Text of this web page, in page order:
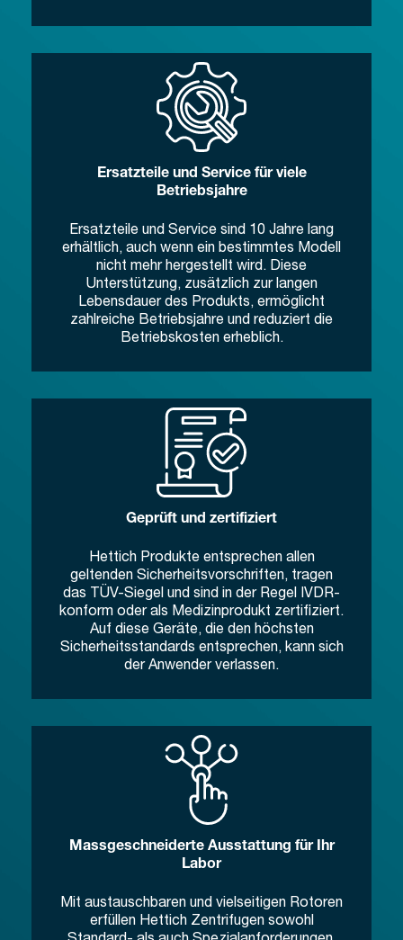
Ersatzteile und Service für viele
Betriebsjahre
Ersatzteile und Service sind 10 Jahre lang
erhältlich, auch wenn ein bestimmtes Modell
nicht mehr hergestellt wird. Diese
Unterstützung, zusätzlich zur langen
Lebensdauer des Produkts, ermöglicht
zahlreiche Betriebsjahre und reduziert die
Betriebskosten erheblich.
Geprüft und zertifiziert
Hettich Produkte entsprechen allen
geltenden Sicherheitsvorschriften, tragen
das TÜV-Siegel und sind in der Regel IVDR-
konform oder als Medizinprodukt zertifiziert.
Auf diese Geräte, die den höchsten
Sicherheitsstandards entsprechen, kann sich
der Anwender verlassen.
Massgeschneiderte Ausstattung für Ihr
Labor
Mit austauschbaren und vielseitigen Rotoren
erfüllen Hettich Zentrifugen sowohl